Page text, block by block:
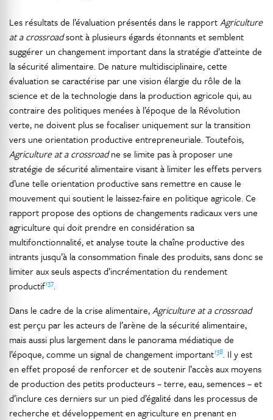
Les résultats de l’évaluation présentés dans le rapportAgriculture
at a crossroadsont à plusieurs égards étonnants et semblent
suggérer un changement important dans la stratégie d’atteinte de
la sécurité alimentaire. De nature multidisciplinaire, cette
évaluation se caractérise par une vision élargie du rôle de la
science et de la technologie dans la production agricole qui, au
contraire des politiques menées à l’époque de la Révolution
verte, ne doivent plus se focaliser uniquement sur la transition
vers une orientation productive entrepreneuriale. Toutefois,
Agriculture at a crossroadne se limite pas à proposer une
stratégie de sécurité alimentaire visant à limiter les effets pervers
d’une telle orientation productive sans remettre en cause le
mouvement qui soutient le laissez-faire en politique agricole. Ce
rapport propose des options de changements radicaux vers une
agriculture qui doit prendre en considération sa
multifonctionnalité, et analyse toute la chaîne productive des
intrants jusqu’à la consommation finale des produits, sans donc se
limiter aux seuls aspects d’incrémentation du rendement
productif137.
Dans le cadre de la crise alimentaire,Agriculture at a crossroad
est perçu par les acteurs de l’arène de la sécurité alimentaire,
mais aussi plus largement dans le panorama médiatique de
l’époque, comme un signal de changement important138. Il y est
en effet proposé de renforcer et de soutenir l’accès aux moyens
de production des petits producteurs – terre, eau, semences – et
d’inclure ces derniers sur un pied d’égalité dans les processus de
recherche et développement en agriculture en prenant en